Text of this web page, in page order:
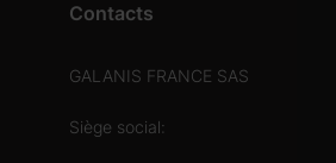
Contacts
GALANIS FRANCE SAS
Siège social: